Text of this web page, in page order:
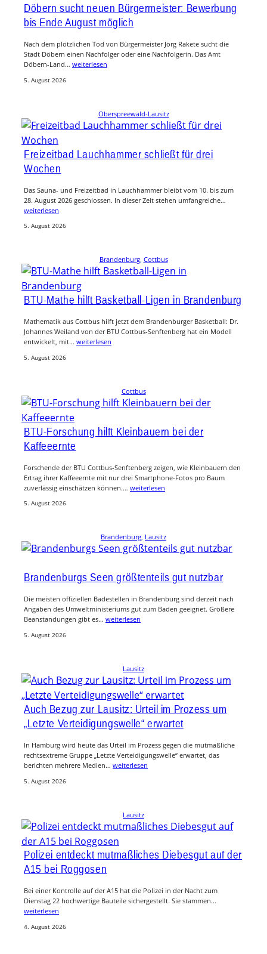
Döbern sucht neuen Bürgermeister: Bewerbung
bis Ende August möglich
Nach dem plötzlichen Tod von Bürgermeister Jörg Rakete sucht die
Stadt Döbern einen Nachfolger oder eine Nachfolgerin. Das Amt
Döbern-Land… weiterlesen
5. August 2026
Oberspreewald-Lausitz
Freizeitbad Lauchhammer schließt für drei
Wochen
Das Sauna- und Freizeitbad in Lauchhammer bleibt vom 10. bis zum
28. August 2026 geschlossen. In dieser Zeit stehen umfangreiche…
weiterlesen
5. August 2026
Brandenburg, Cottbus
BTU-Mathe hilft Basketball-Ligen in Brandenburg
Mathematik aus Cottbus hilft jetzt dem Brandenburger Basketball: Dr.
Johannes Weiland von der BTU Cottbus-Senftenberg hat ein Modell
entwickelt, mit… weiterlesen
5. August 2026
Cottbus
BTU-Forschung hilft Kleinbauern bei der
Kaffeeernte
Forschende der BTU Cottbus-Senftenberg zeigen, wie Kleinbauern den
Ertrag ihrer Kaffeeernte mit nur drei Smartphone-Fotos pro Baum
zuverlässig einschätzen können.… weiterlesen
5. August 2026
Brandenburg, Lausitz
Brandenburgs Seen größtenteils gut nutzbar
Die meisten offiziellen Badestellen in Brandenburg sind derzeit nach
Angaben des Umweltministeriums gut zum Baden geeignet. Größere
Beanstandungen gibt es… weiterlesen
5. August 2026
Lausitz
Auch Bezug zur Lausitz: Urteil im Prozess um
„Letzte Verteidigungswelle“ erwartet
In Hamburg wird heute das Urteil im Prozess gegen die mutmaßliche
rechtsextreme Gruppe „Letzte Verteidigungswelle“ erwartet, das
berichten mehrere Medien… weiterlesen
5. August 2026
Lausitz
Polizei entdeckt mutmaßliches Diebesgut auf der
A15 bei Roggosen
Bei einer Kontrolle auf der A15 hat die Polizei in der Nacht zum
Dienstag 22 hochwertige Bauteile sichergestellt. Sie stammen…
weiterlesen
4. August 2026